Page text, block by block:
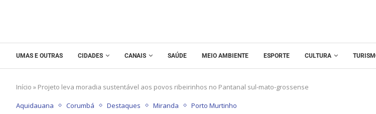
UMAS E OUTRAS CIDADES CANAIS SAÚDE MEIO AMBIENTE ESPORTE CULTURA
Início » Projeto leva moradia sustentável aos povos ribeirinhos no Pantanal sul-mato-grossense
Aquidauana Corumbá Destaques Miranda Porto Murtinho